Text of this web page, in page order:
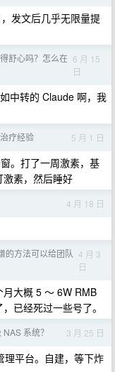
发文后几乎无限量提
舒心吗？怎么在 6 月 15
日
中转的 Claude 啊，我
疗经验 5 月 1 日
。打了一周激素，基
素，然后睡好
4 月 18 日
的方法可以给团队 4 月 3
日
大概 5 ～ 6W RMB
已经死过一些号了。
系统？ 3 月 25 日
理平台。自建，等下炸